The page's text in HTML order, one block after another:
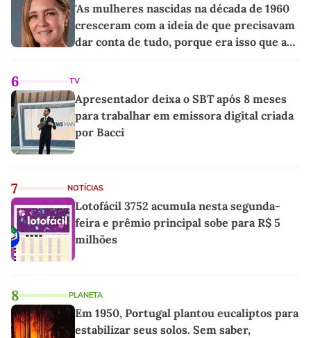
'As mulheres nascidas na década de 1960
cresceram com a ideia de que precisavam
dar conta de tudo, porque era isso que a
6 TV
Apresentador deixa o SBT após 8 meses
para trabalhar em emissora digital criada
por Bacci
7 NOTÍCIAS
Lotofácil 3752 acumula nesta segunda-
feira e prêmio principal sobe para R$ 5
milhões
8 PLANETA
Em 1950, Portugal plantou eucaliptos para
estabilizar seus solos. Sem saber,